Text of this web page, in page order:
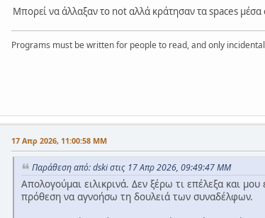
Μπορεί να άλλαξαν το not αλλά κράτησαν τα spaces μέσα
Programs must be written for people to read, and only
17 Απρ 2026, 11:00:58 ΜΜ
Παράθεση από: dski στις 17 Απρ 2026, 09:49:47 ΜΜ
Απολογούμαι ειλικρινά. Δεν ξέρω τι επέλεξα και
πρόθεση να αγνοήσω τη δουλειά των συναδέλφων.